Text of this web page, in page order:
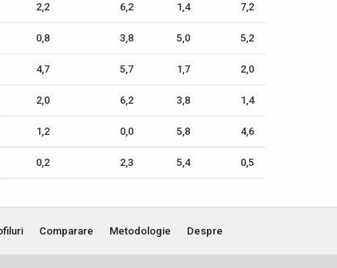
2,2 6,2 1,4 7,2
0,8 3,8 5,0 5,2
4,7 5,7 1,7 2,0
2,0 6,2 3,8 1,4
1,2 0,0 5,8 4,6
0,2 2,3 5,4 0,5
Comparare Metodologie Despre